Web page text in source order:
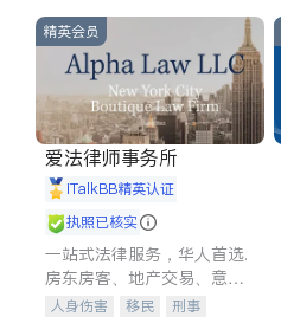
商铺租售
精英会员
爱法律师事务所
iTalkBB精英认证
执照已核实
一站式法律服务，华人首选.
房东房客、地产交易、意外
伤害、车祸重伤、商业诉
人身伤害 移民
刑事